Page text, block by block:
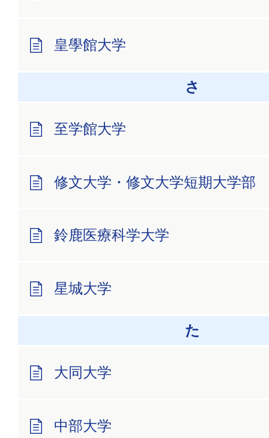
皇學館大学
さ
至学館大学
修文大学・修文大学短期大学部
鈴鹿医療科学大学
星城大学
た
大同大学
中部大学